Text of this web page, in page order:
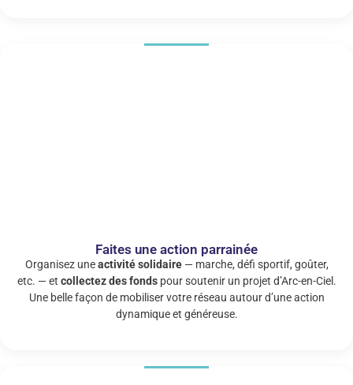
Faites une action parrainée
Organisez uneactivité solidaire— marche, défi sportif, goûter,
etc. — et collectez des fondspour soutenir un projet d’Arc-en-Ciel.
Une belle façon de mobiliser votre réseau autour d’une action
dynamique et généreuse.